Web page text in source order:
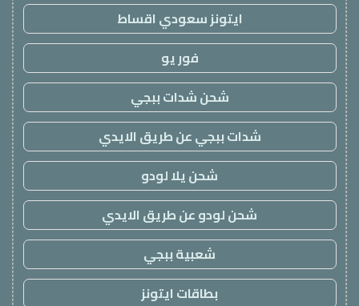
ايتونز سعودي اقساط
فور يو
شحن شدات ببجي
شدات ببجي عن طريق الايدي
شحن يلا لودو
شحن لودو عن طريق الايدي
شعبية ببجي
بطاقات ايتونز